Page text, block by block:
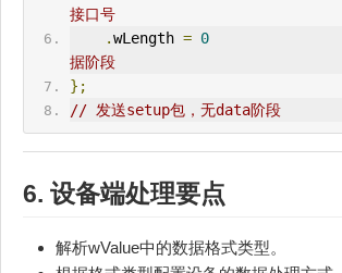
接口号
.wLength = 0
据阶段
};
// 发送setup包，无data阶段
6. 设备端处理要点
解析wValue中的数据格式类型。